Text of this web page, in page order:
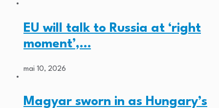
EU will talk to Russia at ‘right
moment’,…
mai 10, 2026
Magyar sworn in as Hungary’s